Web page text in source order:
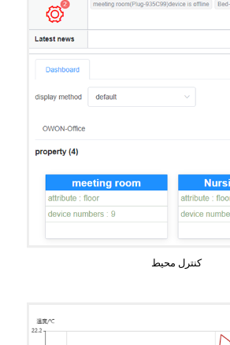
کنترل محیط